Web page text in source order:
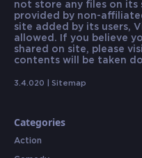
not store any files on its
provided by non-
site added by its users,
allowed. If you believe
shared on site, please
contents will be taken
3.4.020 | Sitemap
Categories
Action